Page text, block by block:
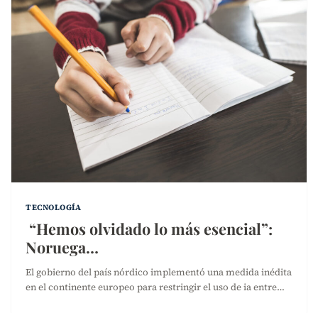
TECNOLOGÍA
“Hemos olvidado lo más esencial”:
Noruega…
El gobierno del país nórdico implementó una medida inédita
en el continente europeo para restringir el uso de ia entre…